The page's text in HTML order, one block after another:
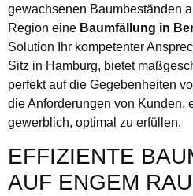
gewachsenen Baumbeständen
Region eine Baumfällung in
Solution Ihr kompetenter
Sitz in Hamburg, bietet
perfekt auf die Gegebenheiten
die Anforderungen von Kunden,
gewerblich, optimal zu erfüllen.
EFFIZIENTE
AUF ENGEM